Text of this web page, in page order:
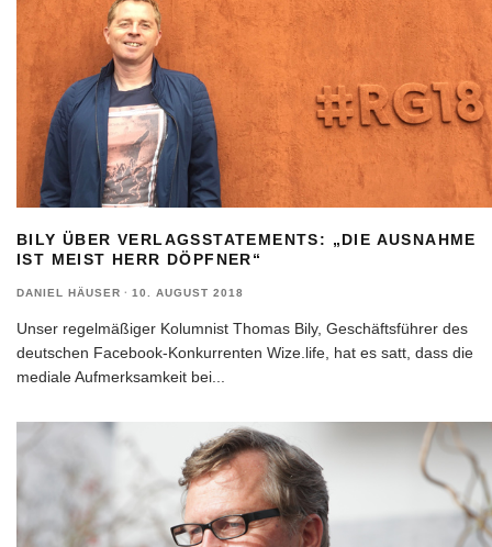
BILY ÜBER VERLAGSSTATEMENTS: „DIE AUSNAHME
IST MEIST HERR DÖPFNER“
DANIEL HÄUSER · 10. AUGUST 2018
Unser regelmäßiger Kolumnist Thomas Bily, Geschäftsführer des
deutschen Facebook-Konkurrenten Wize.life, hat es satt, dass die
mediale Aufmerksamkeit bei